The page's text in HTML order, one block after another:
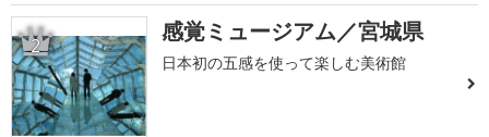
2 感覚ミュージアム／宮城県
日本初の五感を使って楽しむ美術館